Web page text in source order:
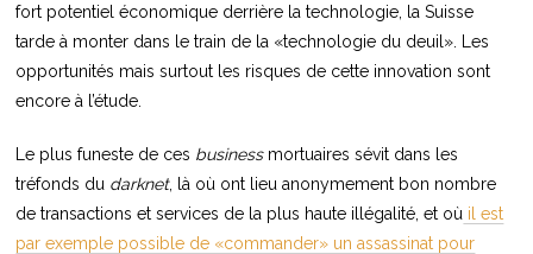
fort potentiel économique derrière la technologie, la Suisse
tarde à monter dans le train de la «technologie du deuil». Les
opportunités mais surtout les risques de cette innovation sont
encore à l’étude.
Le plus funeste de ces business mortuaires sévit dans les
tréfonds du darknet, là où ont lieu anonymement bon nombre
de transactions et services de la plus haute illégalité, et où il est
par exemple possible de «commander» un assassinat pour